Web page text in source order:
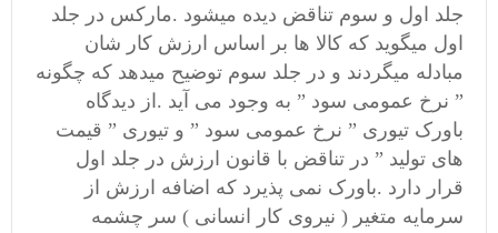
جلد اول و سوم تناقض دیده میشود .مارکس در جلد
اول میگوید که کالا ها بر اساس ارزش کار شان
مبادله میگردند و در جلد سوم توضیح میدهد که چگونه
” نرخ عمومی سود ” به وجود می آید .از دیدگاه
باورک تیوری ” نرخ عمومی سود ” و تیوری ” قیمت
های تولید ” در تناقض با قانون ارزش در جلد اول
قرار دارد .باورک نمی پذیرد که اضافه ارزش از
سرمایه متغیر ( نیروی کار انسانی ) سر چشمه